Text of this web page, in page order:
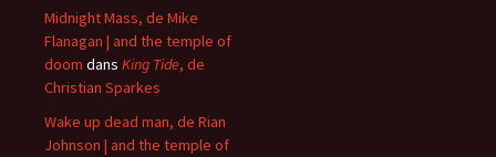
Midnight Mass, de Mike
Flanagan | and the temple of
doom dans King Tide, de
Christian Sparkes
Wake up dead man, de Rian
Johnson | and the temple of